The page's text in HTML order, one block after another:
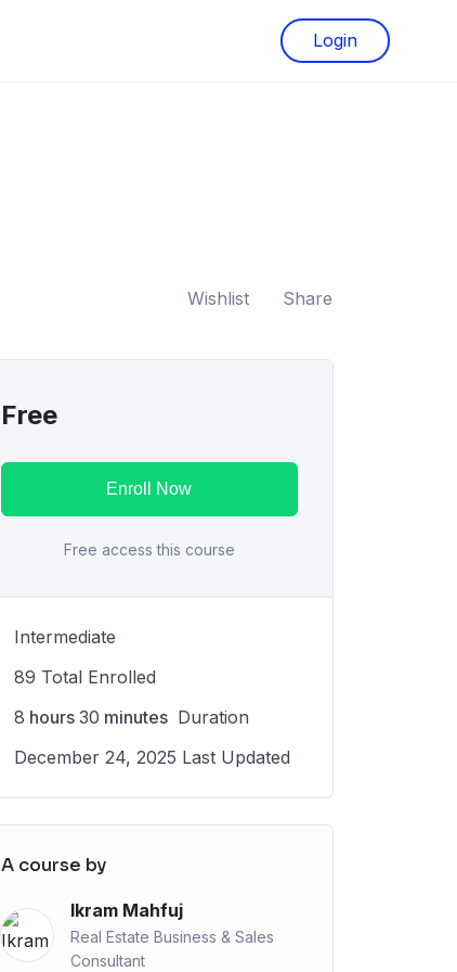
Login
Wishlist Share
Free
Enroll Now
Free access this course
Intermediate
89 Total Enrolled
8 hours 30 minutes Duration
December 24, 2025 Last Updated
A course by
Ikram Mahfuj
Real Estate Business & Sales
Consultant